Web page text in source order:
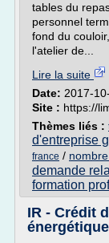
tables du
personnel
fond du
l'atelier de...
Lire la suite
Date: 2017-
Site : https://
Thèmes liés :
d'entreprise
france /
demande
formation
IR - Crédit